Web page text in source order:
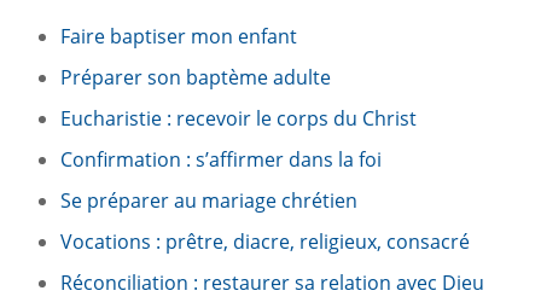
Faire baptiser mon enfant
Préparer son baptème adulte
Eucharistie : recevoir le corps du Christ
Confirmation : s’affirmer dans la foi
Se préparer au mariage chrétien
Vocations : prêtre, diacre, religieux, consacré
Réconciliation : restaurer sa relation avec Dieu